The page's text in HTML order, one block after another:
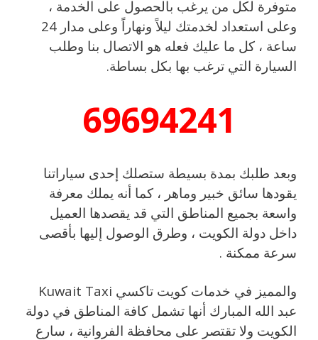
متوفرة لكل من يرغب بالحصول على الخدمة ،
وعلى استعداد لخدمتك ليلاً ونهاراً وعلى مدار 24
ساعة ، كل ما عليك فعله هو الاتصال بنا وطلب
السيارة التي ترغب بها بكل بساطة.
69694241
وبعد طلبك بمدة بسيطة ستصلك إحدى سياراتنا
يقودها سائق خبير وماهر ، كما أنه يملك معرفة
واسعة بجميع المناطق التي قد يقصدها العميل
داخل دولة الكويت ، وطرق الوصول إليها بأقصى
سرعة ممكنة .
والمميز في خدمات كويت تاكسي Kuwait Taxi
عبد الله المبارك أنها تشمل كافة المناطق في دولة
الكويت ولا تقتصر على محافظة الفروانية ، سارع